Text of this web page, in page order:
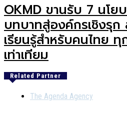
OKMD ขานรับ 7 นโย
บทบาทสู่องค์กรเชิงรุก
เรียนรู้สำหรับคนไทย
เท่าเทียม
Related Partner
The Agenda Agency